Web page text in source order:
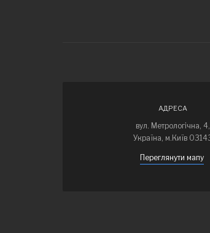
АДРЕСА
вул. Метрологічна, 4,
Україна, м.Київ
Переглянути мапу